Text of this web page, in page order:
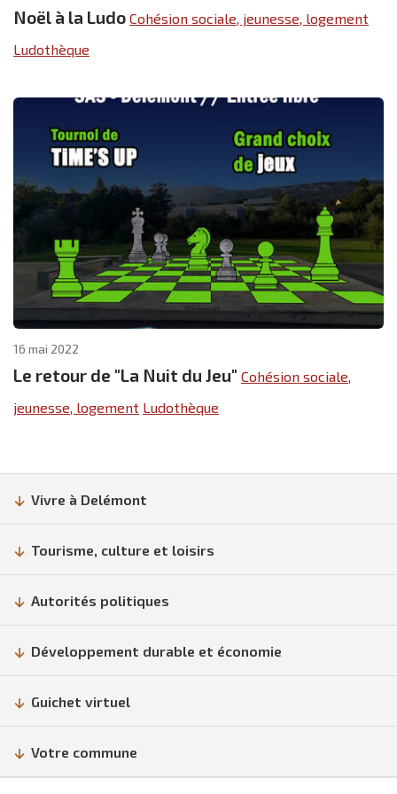
Noël à la Ludo Cohésion sociale, jeunesse, logement
Ludothèque
16 mai 2022
Le retour de "La Nuit du Jeu" Cohésion sociale,
jeunesse, logement Ludothèque
Vivre à Delémont
Tourisme, culture et loisirs
Autorités politiques
Développement durable et économie
Guichet virtuel
Votre commune